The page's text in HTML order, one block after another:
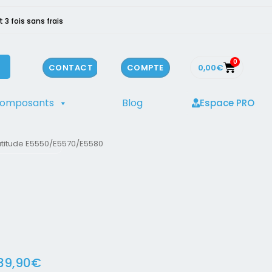
3 fois sans frais
CONTACT COMPTE 0,00€ 0
Blog Espace PRO
E5550/E5570/E5580
€